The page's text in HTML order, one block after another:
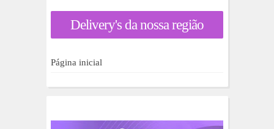
a
p
r
Delivery's da nossa região
Página inicial